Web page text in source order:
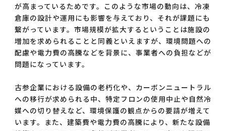
が高まっているためです。このような市場の動向は、冷凍
倉庫の設計や運用にも影響を与えており、それが課題にも
繋がっています。市場規模が拡大するということは施設の
増加を求められることと同義といえますが、環境問題への
配慮や電力費の高騰などを背景に、事業者への負担などが
問題になっています。
古参企業における設備の老朽化や、カーボンニュートラル
への移行が求められる中、特定フロンの使用中止や自然冷
媒への切り替えなど、環境保護の観点からの要請が増えて
います。また、建築費や電力費の高騰により、新たな設備